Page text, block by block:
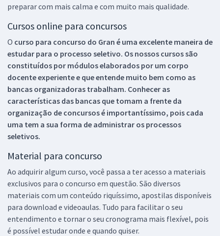
preparar com mais calma e com muito mais qualidade.
Cursos online para concursos
O curso para concurso do Gran é uma excelente maneira de
estudar para o processo seletivo. Os nossos cursos são
constituídos por módulos elaborados por um corpo
docente experiente e que entende muito bem como as
bancas organizadoras trabalham. Conhecer as
características das bancas que tomam a frente da
organização de concursos é importantíssimo, pois cada
uma tem a sua forma de administrar os processos
seletivos.
Material para concurso
Ao adquirir algum curso, você passa a ter acesso a materiais
exclusivos para o concurso em questão. São diversos
materiais com um conteúdo riquíssimo, apostilas disponíveis
para download e videoaulas. Tudo para facilitar o seu
entendimento e tornar o seu cronograma mais flexível, pois
é possível estudar onde e quando quiser.